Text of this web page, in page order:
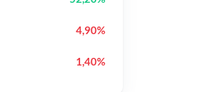
4,90%
1,40%